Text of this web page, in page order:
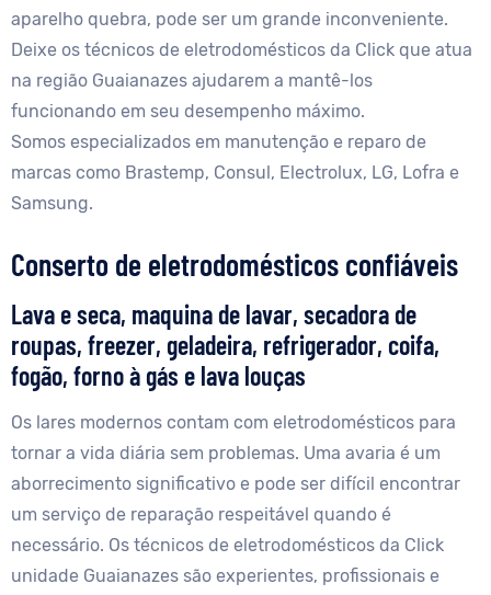
aparelho quebra, pode ser um grande inconveniente.
Deixe os técnicos de eletrodomésticos da Click que atua
na região Guaianazes ajudarem a mantê-los
funcionando em seu desempenho máximo.
Somos especializados em manutenção e reparo de
marcas como Brastemp, Consul, Electrolux, LG, Lofra e
Samsung.
Conserto de eletrodomésticos confiáveis
Lava e seca, maquina de lavar, secadora de
roupas, freezer, geladeira, refrigerador, coifa,
fogão, forno à gás e lava louças
Os lares modernos contam com eletrodomésticos para
tornar a vida diária sem problemas. Uma avaria é um
aborrecimento significativo e pode ser difícil encontrar
um serviço de reparação respeitável quando é
necessário. Os técnicos de eletrodomésticos da Click
unidade Guaianazes são experientes, profissionais e